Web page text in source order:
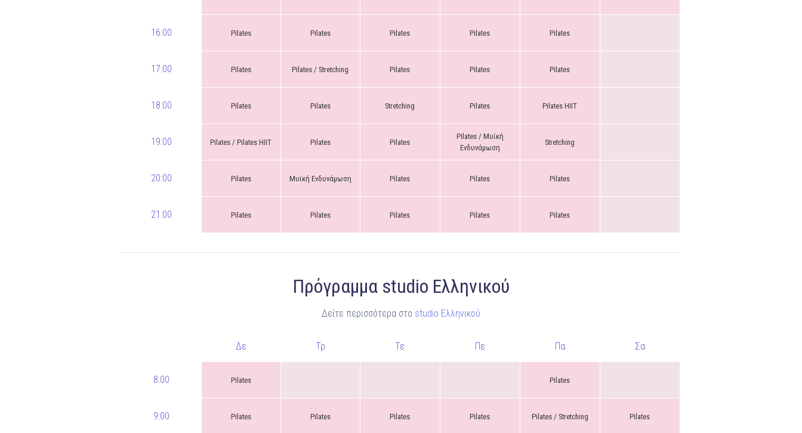
16:00 Pilates Pilates Pilates Pilates Pilates
17:00 Pilates Pilates / Stretching Pilates Pilates Pilates
18:00 Pilates Pilates Stretching Pilates Pilates HIIT
19:00 Pilates / Pilates HIIT Pilates Pilates
Pilates / Μυϊκή
Ενδυνάμωση
Stretching
20:00 Pilates Μυϊκή Ενδυνάμωση Pilates Pilates Pilates
21:00 Pilates Pilates Pilates Pilates Pilates
Πρόγραμμα studio Ελληνικού
Δείτε περισσότερα στο studio Ελληνικού
Δε Τρ Τε Πε Πα Σα
8:00 Pilates Pilates
9:00 Pilates Pilates Pilates Pilates Pilates / Stretching Pilates